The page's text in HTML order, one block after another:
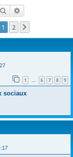
Rechercher
1 2
1 … 6 7 8 9
sociaux